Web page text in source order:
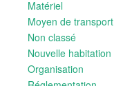
Matériel
Moyen de transport
Non classé
Nouvelle habitation
Organisation